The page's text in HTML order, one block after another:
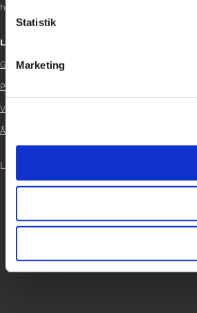
Statistik
Marketing
helene.t@gladfonden.dk
Links
Glad Fonden
Persondatapolitik
Vedtægter
Årsrapport 2024
LOG IND